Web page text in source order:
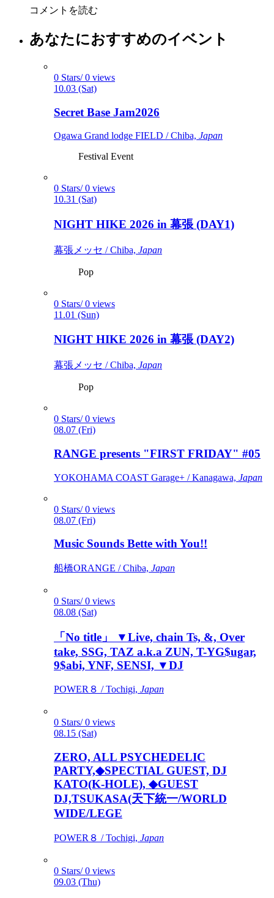
コメントを読む
あなたにおすすめのイベント
0 Stars/ 0 views
10.03 (Sat)
Secret Base Jam2026
Ogawa Grand lodge FIELD / Chiba, Japan
Festival Event
0 Stars/ 0 views
10.31 (Sat)
NIGHT HIKE 2026 in 幕張 (DAY1)
幕張メッセ / Chiba, Japan
Pop
0 Stars/ 0 views
11.01 (Sun)
NIGHT HIKE 2026 in 幕張 (DAY2)
幕張メッセ / Chiba, Japan
Pop
0 Stars/ 0 views
08.07 (Fri)
RANGE presents "FIRST FRIDAY" #05
YOKOHAMA COAST Garage+ / Kanagawa, Japan
0 Stars/ 0 views
08.07 (Fri)
Music Sounds Bette with You!!
船橋ORANGE / Chiba, Japan
0 Stars/ 0 views
08.08 (Sat)
「No title」 ▼Live, chain Ts, &, Over
take, SSG, TAZ a.k.a ZUN, T-YG$ugar,
9$abi, YNF, SENSI, ▼DJ
POWER８ / Tochigi, Japan
0 Stars/ 0 views
08.15 (Sat)
ZERO, ALL PSYCHEDELIC
PARTY,◆SPECTIAL GUEST, DJ
KATO(K-HOLE), ◆GUEST
DJ,TSUKASA(天下統一/WORLD
WIDE/LEGE
POWER８ / Tochigi, Japan
0 Stars/ 0 views
09.03 (Thu)